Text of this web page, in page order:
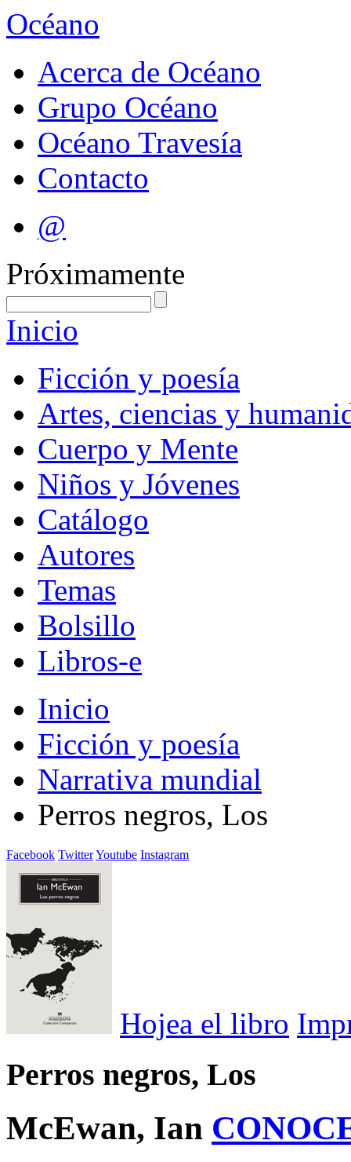
Océano
Acerca de Océano
Grupo Océano
Océano Travesía
Contacto
@
Próximamente
Inicio
Ficción y poesía
Artes, ciencias y
Cuerpo y Mente
Niños y Jóvenes
Catálogo
Autores
Temas
Bolsillo
Libros-e
Inicio
Ficción y poesía
Narrativa mundial
Perros negros, Los
Facebook TwitterYoutube Instagram
Hojea el libro
Perros negros, Los
McEwan, Ian